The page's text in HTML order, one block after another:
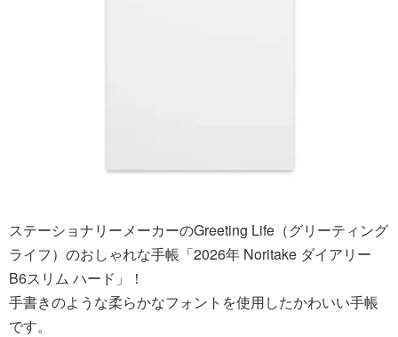
ステーショナリーメーカーのGreeting Life（グリーティング
ライフ）のおしゃれな手帳「2026年 Noritake ダイアリー
B6スリム ハード」！
手書きのような柔らかなフォントを使用したかわいい手帳
です。